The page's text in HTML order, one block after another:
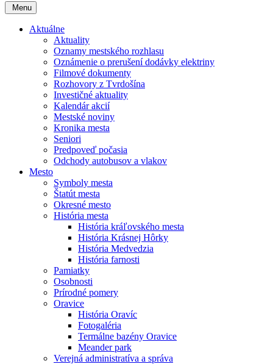
Menu
Aktuálne
Aktuality
Oznamy mestského rozhlasu
Oznámenie o prerušení dodávky elektriny
Filmové dokumenty
Rozhovory z Tvrdošína
Investičné aktuality
Kalendár akcií
Mestské noviny
Kronika mesta
Seniori
Predpoveď počasia
Odchody autobusov a vlakov
Mesto
Symboly mesta
Štatút mesta
Okresné mesto
História mesta
História kráľovského mesta
História Krásnej Hôrky
História Medvedzia
História farnosti
Pamiatky
Osobnosti
Prírodné pomery
Oravice
História Oravíc
Fotogaléria
Termálne bazény Oravice
Meander park
Verejná administratíva a správa